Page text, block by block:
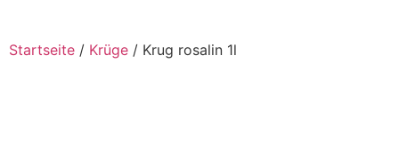
Startseite / Krüge / Krug rosalin 1l